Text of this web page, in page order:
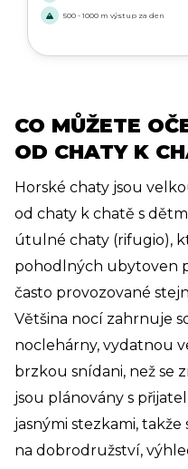
zážitek co
500 - 1000 m výstup za den
CO MŮŽETE
OD CHATY K
Horské chaty jsou
od chaty k chatě s
útulné chaty (rifugio),
pohodlných ubytoven
často provozované
Většina nocí zahrnuje
noclehárny, vydatnou
brzkou snídani, než se
jsou plánovány s
jasnými stezkami,
na dobrodružství,